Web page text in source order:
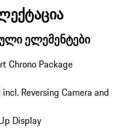
ელემენტები
Chrono Package
Reversing Camera and
Display